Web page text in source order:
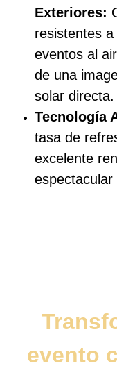
Exteriores:
resistentes
eventos al
de una
solar directa.
Tecnología
tasa de
excelente
evento